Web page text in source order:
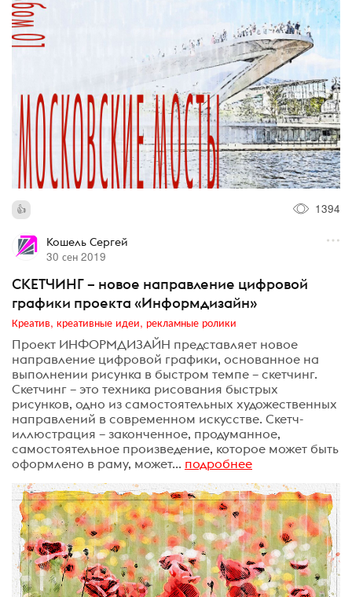
1394
Кошель Сергей
30 сен 2019
СКЕТЧИНГ – новое направление цифровой
графики проекта «Информдизайн»
Креатив, креативные идеи, рекламные ролики
Проект ИНФОРМДИЗАЙН представляет новое
направление цифровой графики, основанное на
выполнении рисунка в быстром темпе – скетчинг.
Скетчинг – это техника рисования быстрых
рисунков, одно из самостоятельных художественных
направлений в современном искусстве. Скетч-
иллюстрация – законченное, продуманное,
самостоятельное произведение, которое может быть
оформлено в раму, может... подробнее